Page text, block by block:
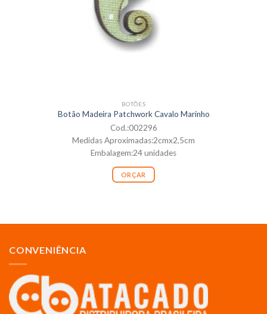
BOTÕES
Botão Madeira Patchwork Cavalo Marinho
Cod.:002296
Medidas Aproximadas:2cmx2,5cm
Embalagem:24 unidades
ORÇAR
CONVENIÊNCIA